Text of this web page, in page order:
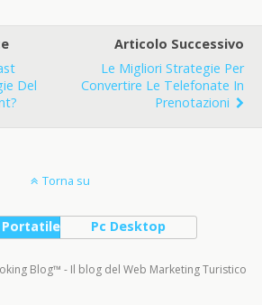
Del
Articolo Successivo
Le Migliori Strategie Per
Convertire Le Telefonate In
Prenotazioni
Torna su
Pc Desktop
Blog™ - Il blog del Web Marketing Turistico